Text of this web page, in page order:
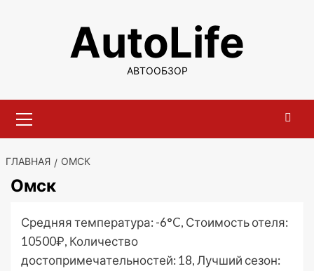
содержимомуAutoLife
АВТООБЗОР
меню
ГЛАВНАЯ ОМСК
Омск
Средняя температура: -6°C, Стоимость отеля:
10500₽, Количество
достопримечательностей: 18, Лучший сезон: